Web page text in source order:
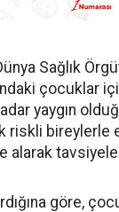
Sağlık
çocuklar
yaygın
riskli bireylerle
alarak
göre,